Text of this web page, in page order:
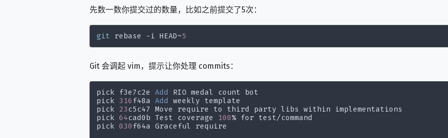
先数一数你提交过的数量，比如之前提交了5次：
git rebase -i HEAD~5
Git 会调起 vim，提示让你处理 commits：
pick f3e7c2e Add
pick 316f48a Add
pick 23c5c47 Move require to third party libs within implementations
pick 64cad0b Test coverage 100% for test/command
pick 030f64a Graceful require